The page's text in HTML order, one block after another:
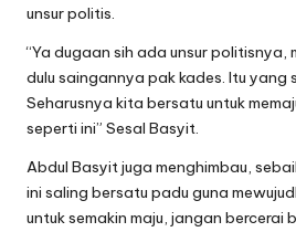
unsur politis.
“Ya dugaan sih ada unsur politisnya,
dulu saingannya pak kades. Itu yang
Seharusnya kita bersatu untuk
seperti ini” Sesal Basyit.
Abdul Basyit juga menghimbau,
ini saling bersatu padu guna
untuk semakin maju, jangan bercerai